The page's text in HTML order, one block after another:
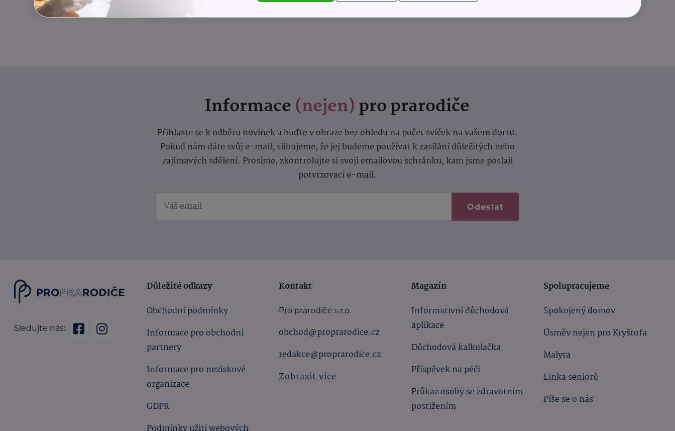
Odlehčovací služba
Informace (nejen)pro prarodiče
Přihlaste se k odběru novinek a buďte v obraze bez ohledu na počet svíček na vašem dortu.
Pokud nám dáte svůj e-mail, slibujeme, že jej budeme používat k zasílání důležitých nebo
zajímavých sdělení. Prosíme, zkontrolujte si svoji emailovou schránku, kam jsme poslali
potvrzovací e-mail.
Odeslat
Sledujte nás:
Důležité odkazy
Obchodní podmínky
Informace pro obchodní
partnery
Informace pro neziskové
organizace
GDPR
Kontakt
Pro prarodiče s.r.o.
obchod@proprarodice.cz
redakce@proprarodice.cz
Zobrazit více
Magazín
Informativní důchodová
aplikace
Důchodová kalkulačka
Příspěvek na péči
Průkaz osoby se zdravotním
postižením
Spolupracujeme
Spokojený domov
Úsměv nejen pro Kryštofa
Malyra
Linka seniorů
Píše se o nás